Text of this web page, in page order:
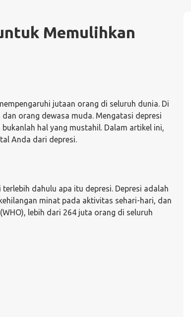
Memulihkan
jutaan orang di seluruh dunia. Di
orang dewasa muda. Mengatasi depresi
hal yang mustahil. Dalam artikel ini,
Anda dari depresi.
dahulu apa itu depresi. Depresi adalah
minat pada aktivitas sehari-hari, dan
lebih dari 264 juta orang di seluruh